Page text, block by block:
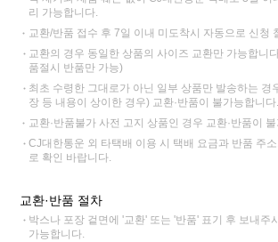
리 가능합니다.
교환/반품 접수 후 7일 이내 미도착시 자동으로 신청
교환의 경우 동일한 상품의 사이즈 교환만 가능합니
품절시 반품만 가능)
최초 수령한 그대로가 아닌 일부 상품만 발송하는 경
장 등 내용이 상이한 경우) 교환·반품이 불가능합니다.
교환·반품불가 사전 고지 상품인 경우 교환·반품이
CJ대한통운 외 타택배 이용 시 택배 요금과 반품 주
로 확인 바랍니다.
교환·반품 절차
박스나 포장 겉면에 '교환' 또는 '반품' 표기 후 보내주
가능합니다.